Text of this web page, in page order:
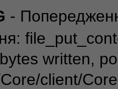
-
written,
client/